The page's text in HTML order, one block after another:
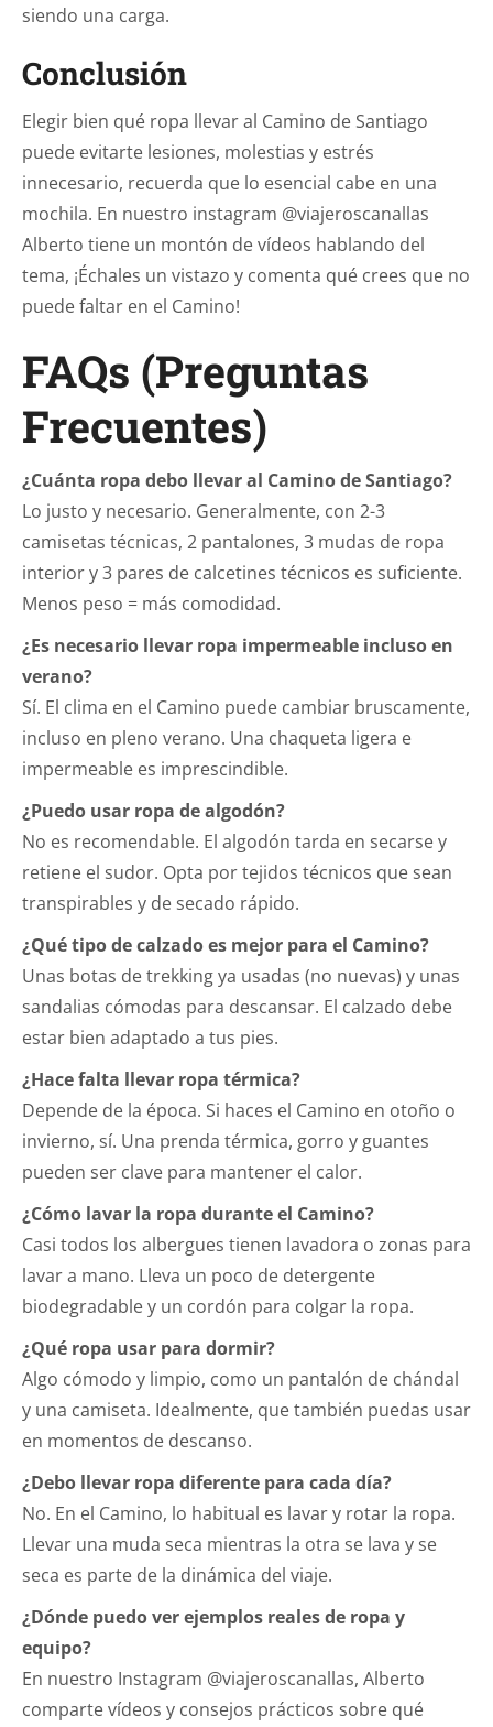
siendo una carga.
Conclusión
Elegir bien qué ropa llevar al Camino de Santiago
puede evitarte lesiones, molestias y estrés
innecesario, recuerda que lo esencial cabe en una
mochila. En nuestro instagram @viajeroscanallas
Alberto tiene un montón de vídeos hablando del
tema, ¡Échales un vistazo y comenta qué crees que no
puede faltar en el Camino!
FAQs (Preguntas
Frecuentes)
¿Cuánta ropa debo llevar al Camino de Santiago?
Lo justo y necesario. Generalmente, con 2-3
camisetas técnicas, 2 pantalones, 3 mudas de ropa
interior y 3 pares de calcetines técnicos es suficiente.
Menos peso = más comodidad.
¿Es necesario llevar ropa impermeable incluso en
verano?
Sí. El clima en el Camino puede cambiar bruscamente,
incluso en pleno verano. Una chaqueta ligera e
impermeable es imprescindible.
¿Puedo usar ropa de algodón?
No es recomendable. El algodón tarda en secarse y
retiene el sudor. Opta por tejidos técnicos que sean
transpirables y de secado rápido.
¿Qué tipo de calzado es mejor para el Camino?
Unas botas de trekking ya usadas (no nuevas) y unas
sandalias cómodas para descansar. El calzado debe
estar bien adaptado a tus pies.
¿Hace falta llevar ropa térmica?
Depende de la época. Si haces el Camino en otoño o
invierno, sí. Una prenda térmica, gorro y guantes
pueden ser clave para mantener el calor.
¿Cómo lavar la ropa durante el Camino?
Casi todos los albergues tienen lavadora o zonas para
lavar a mano. Lleva un poco de detergente
biodegradable y un cordón para colgar la ropa.
¿Qué ropa usar para dormir?
Algo cómodo y limpio, como un pantalón de chándal
y una camiseta. Idealmente, que también puedas usar
en momentos de descanso.
¿Debo llevar ropa diferente para cada día?
No. En el Camino, lo habitual es lavar y rotar la ropa.
Llevar una muda seca mientras la otra se lava y se
seca es parte de la dinámica del viaje.
¿Dónde puedo ver ejemplos reales de ropa y
equipo?
En nuestro Instagram @viajeroscanallas, Alberto
comparte vídeos y consejos prácticos sobre qué